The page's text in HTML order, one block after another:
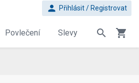
person Přihlásit / Registrovat
Povlečení Slevy search shopping_cart